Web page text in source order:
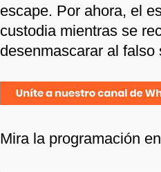
escape. Por ahora, el
custodia mientras se
desenmascarar al falso
Mira la programación